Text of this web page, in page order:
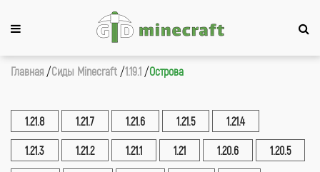
Главная Сиды Minecraft 1.19.1 Острова
1.21.8 1.21.7 1.21.6 1.21.5 1.21.4
1.21.3 1.21.2 1.21.1 1.21 1.20.6 1.20.5